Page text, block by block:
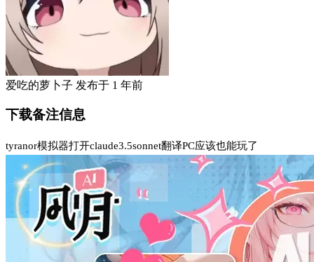
爱吃的萝卜子 发布于 1 年前
下载备注信息
tyranor模拟器打开claude3.5sonnet翻译PC应该也能玩了